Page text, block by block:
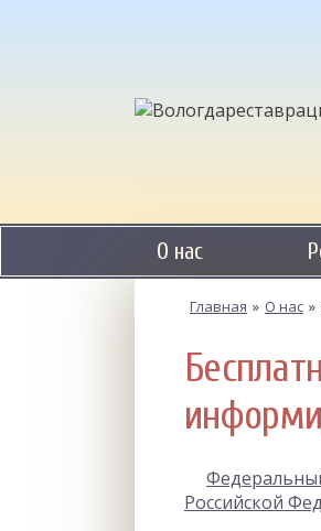
О нас
Главная » О нас »
Российской